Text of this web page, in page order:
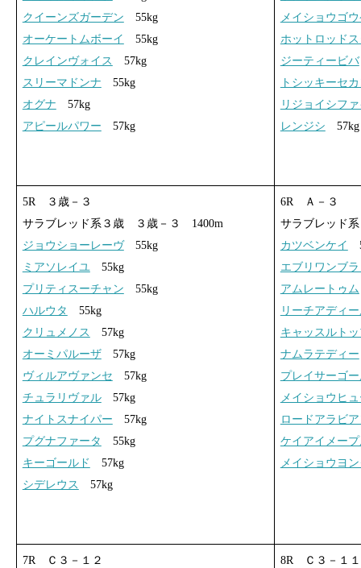
クイーンズガーデン 55kg
オーケートムボーイ
55kg
クレインヴォイス
57kg
スリーマドンナ 55kg
オグナ 57kg
アピールパワー 57kg
メイショウゴ
ホットロッド
ジーティービバ
トシッキーセ
リジョイシフ
レンジシ 57kg
5R ３歳－３
サラブレッド系３歳 ３歳－３ 1400m
ジョウショーレーヴ55kg
ミアソレイユ55kg
プリティスーチャン 55kg
ハルウタ
55kg
クリュメノス
57kg
オーミパルーザ57kg
ヴィルアヴァンセ 57kg
チュラリヴァル57kg
ナイトスナイパー 57kg
プグナファータ
55kg
キーゴールド
57kg
シデレウス
57kg
6R Ａ－３
サラブレッド
カツベンケイ
エブリワンブ
アムレートゥム
リーチアディ
キャッスルト
ナムラテディー
プレイサーゴ
メイショウヒ
ロードアラビ
ケイアイメー
メイショウヨ
7R Ｃ３－１２
8R Ｃ３－１１